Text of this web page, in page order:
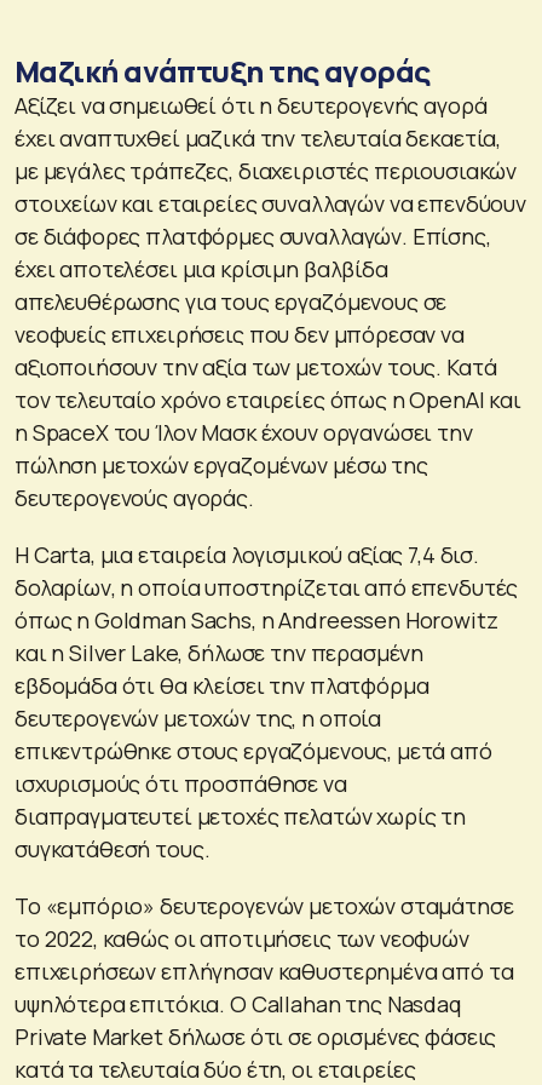
Μαζική ανάπτυξη της αγοράς
Αξίζει να σημειωθεί ότι η δευτερογενής αγορά
έχει αναπτυχθεί μαζικά την τελευταία δεκαετία,
με μεγάλες τράπεζες, διαχειριστές περιουσιακών
στοιχείων και εταιρείες συναλλαγών να επενδύουν
σε διάφορες πλατφόρμες συναλλαγών. Επίσης,
έχει αποτελέσει μια κρίσιμη βαλβίδα
απελευθέρωσης για τους εργαζόμενους σε
νεοφυείς επιχειρήσεις που δεν μπόρεσαν να
αξιοποιήσουν την αξία των μετοχών τους. Κατά
τον τελευταίο χρόνο εταιρείες όπως η OpenAI και
η SpaceX του Ίλον Μασκ έχουν οργανώσει την
πώληση μετοχών εργαζομένων μέσω της
δευτερογενούς αγοράς.
Η Carta, μια εταιρεία λογισμικού αξίας 7,4 δισ.
δολαρίων, η οποία υποστηρίζεται από επενδυτές
όπως η Goldman Sachs, η Andreessen Horowitz
και η Silver Lake, δήλωσε την περασμένη
εβδομάδα ότι θα κλείσει την πλατφόρμα
δευτερογενών μετοχών της, η οποία
επικεντρώθηκε στους εργαζόμενους, μετά από
ισχυρισμούς ότι προσπάθησε να
διαπραγματευτεί μετοχές πελατών χωρίς τη
συγκατάθεσή τους.
Το «εμπόριο» δευτερογενών μετοχών σταμάτησε
το 2022, καθώς οι αποτιμήσεις των νεοφυών
επιχειρήσεων επλήγησαν καθυστερημένα από τα
υψηλότερα επιτόκια. Ο Callahan της Nasdaq
Private Market δήλωσε ότι σε ορισμένες φάσεις
κατά τα τελευταία δύο έτη, οι εταιρείες